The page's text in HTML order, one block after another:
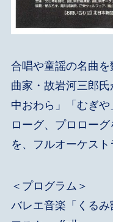
合唱や童謡の名曲
曲家・故岩河三郎
中おわら」「むぎ
ローグ、プロロー
を、フルオーケスト
＜プログラム＞
バレエ音楽「くる